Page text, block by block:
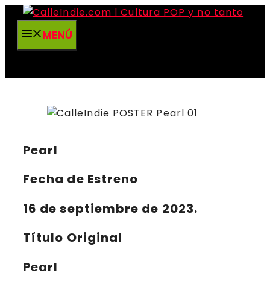
Saltar
contenidoMENÚ
Pearl
Fecha de Estreno
16 de septiembre de 2023.
Título Original
Pearl